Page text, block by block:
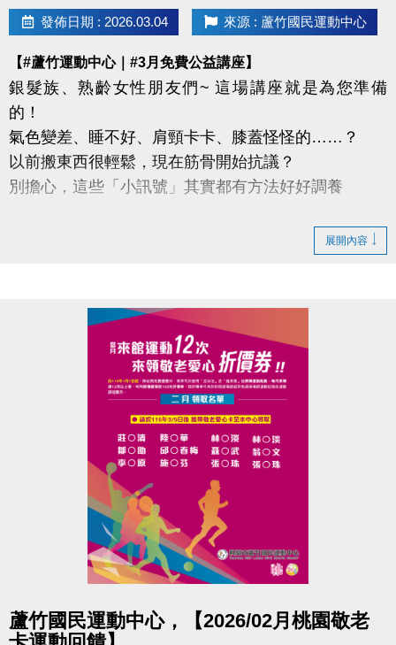
發佈日期 : 2026.03.04 來源 : 蘆竹國民運動中心
【#蘆竹運動中心｜#3月免費公益講座】
銀髮族、熟齡女性朋友們~ 這場講座就是為您準備
的！
氣色變差、睡不好、肩頸卡卡、膝蓋怪怪的……？
以前搬東西很輕鬆，現在筋骨開始抗議？
別擔心，這些「小訊號」其實都有方法好好調養
- 養氣血、顧筋骨-熟齡女性中醫調養指南
- 中醫觀點下的熟齡變化
- 中醫日常調養方法大公開
- 實用六位保健教學
◆時間｜3/22 (日) 早上 10:00－11:00
◆地點｜蘆竹國民運動中心 3樓社區教室
◆洽詢專線｜03-2639066 #106
◆ 公益免費講座・限額30位
◆ 掃描 QR Code 填表報名，馬上卡位
◆ 報名連結：
展開內容
蘆竹國民運動中心，【2026/02月桃園敬老